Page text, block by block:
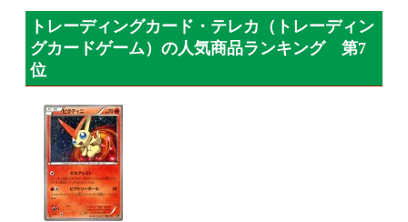
トレーディングカード・テレカ（トレーディン
グカードゲーム）の人気商品ランキング 第7
位